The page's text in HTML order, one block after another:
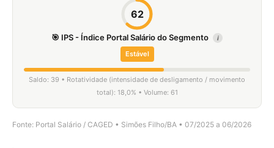
62
🎯 IPS - Índice Portal Salário do Segmento i
Estável
Saldo: 39 • Rotatividade (intensidade de desligamento / movimento
total): 18,0% • Volume: 61
Fonte: Portal Salário / CAGED • Simões Filho/BA • 07/2025 a 06/2026